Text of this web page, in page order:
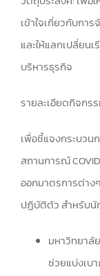
เข้าใจเกี่ยวกับกา
และให้แลกเปลี่ยน
บริหารธุรกิจ
รายละเอียดกิจกร
เพื่อชี้แจงกระบวน
สถานการณ์
ออกมาตรการต่าง
ปฏิบัติตัว สำหรับนั
มหาวิทยาลั
ช่วยแบ่งเบ